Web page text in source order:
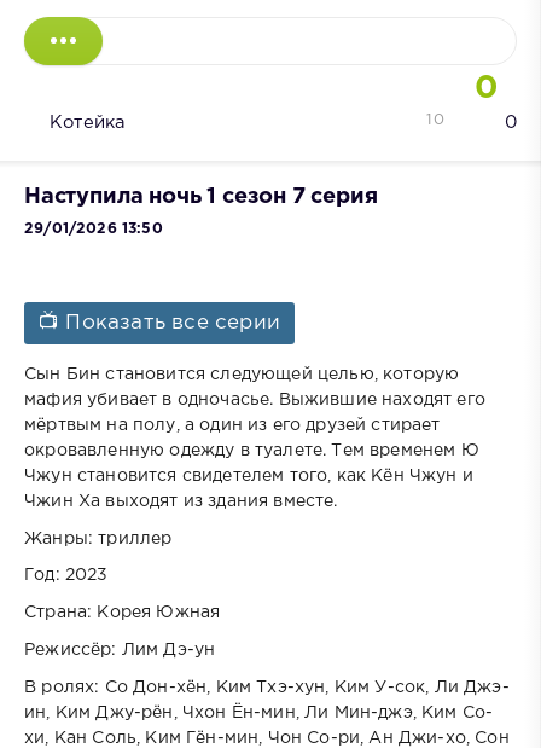
0
Котейка 0
10
Наступила ночь 1 сезон 7 серия
29/01/2026 13:50
📺 Показать все серии
Сын Бин становится следующей целью, которую
мафия убивает в одночасье. Выжившие находят его
мёртвым на полу, а один из его друзей стирает
окровавленную одежду в туалете. Тем временем Ю
Чжун становится свидетелем того, как Кён Чжун и
Чжин Ха выходят из здания вместе.
Жанры: триллер
Год: 2023
Страна: Корея Южная
Режиссёр: Лим Дэ-ун
В ролях: Со Дон-хён, Ким Тхэ-хун, Ким У-сок, Ли Джэ-
ин, Ким Джу-рён, Чхон Ён-мин, Ли Мин-джэ, Ким Со-
хи, Кан Соль, Ким Гён-мин, Чон Со-ри, Ан Джи-хо, Сон